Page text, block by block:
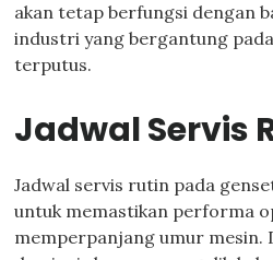
akan tetap berfungsi dengan
industri yang bergantung
terputus.
Jadwal Servis
Jadwal servis rutin pada
untuk memastikan performa
memperpanjang umur mesin.